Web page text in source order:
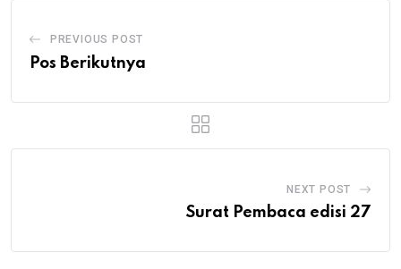
PREVIOUS POST
Pos Berikutnya
NEXT POST
Surat Pembaca edisi 27